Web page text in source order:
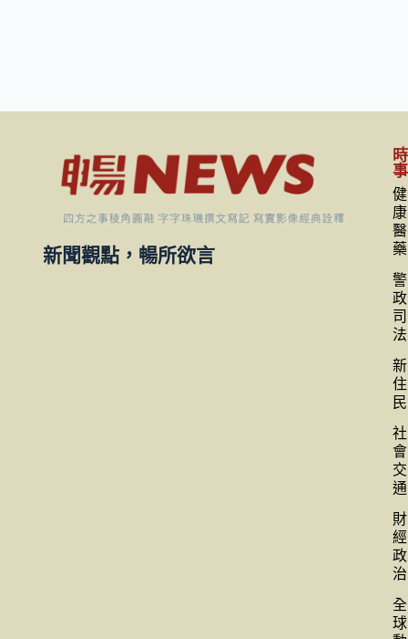
新聞觀點，暢所欲言
時
事
健
康
醫
藥
警
政
司
法
新
住
民
社
會
交
通
財
經
政
治
全
球